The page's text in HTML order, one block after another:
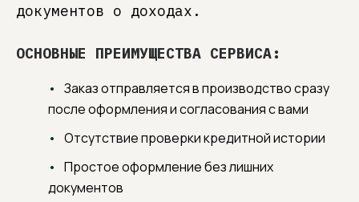
документов о доходах.
ОСНОВНЫЕ ПРЕИМУЩЕСТВА СЕРВИСА:
Заказ отправляется в производство сразу
после оформления и согласования с вами
Отсутствие проверки кредитной истории
Простое оформление без лишних
документов